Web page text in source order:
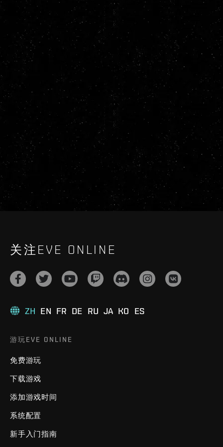
关注EVE ONLINE
ZH EN FR DE RU JA KO ES
游玩EVE ONLINE
免费游玩
下载游戏
添加游戏时间
系统配置
新手入门指南